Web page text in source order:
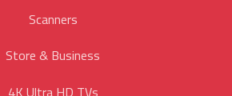
Scanners
Store & Business